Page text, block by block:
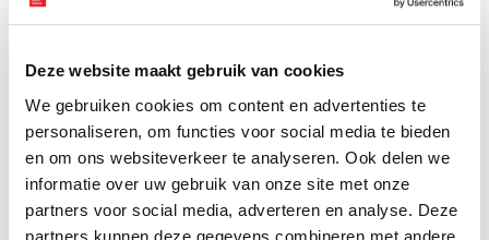
Deze website maakt gebruik van cookies
We gebruiken cookies om content en advertenties te
personaliseren, om functies voor social media te bieden
en om ons websiteverkeer te analyseren. Ook delen we
informatie over uw gebruik van onze site met onze
partners voor social media, adverteren en analyse. Deze
partners kunnen deze gegevens combineren met andere
tijdens Amsterdam Light Festival
Ter gelegenheid van de allereerste deelname aan het
Amsterdam Light Festival stelt Wereldmuseum Amsterdam het
gehele museum tijdens het festival gratis open op vrijdag-,
zaterdag- en zondagavond. Tot en met 18 januari 2026 kunnen
bezoekers tussen 19.00 en 22.00 uur in de Lichthal een
interactief lichtkunstwerk beleven en vrijwel alle
1 min